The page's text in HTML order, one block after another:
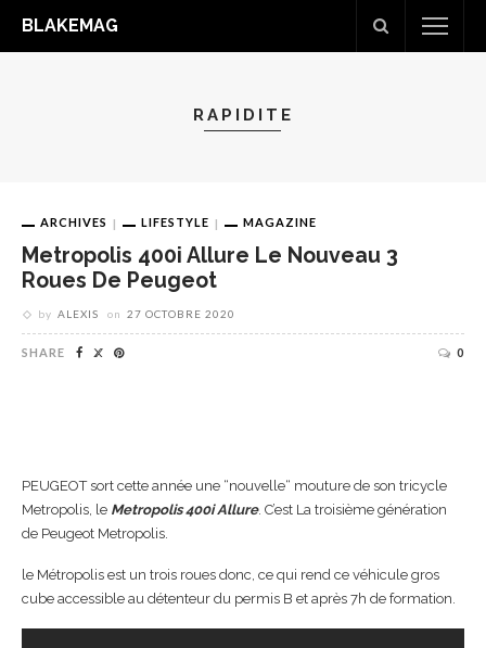
BLAKEMAG
RAPIDITE
ARCHIVES LIFESTYLE MAGAZINE
Metropolis 400i Allure Le Nouveau 3
Roues De Peugeot
by ALEXIS on 27 OCTOBRE 2020
SHARE 0
PEUGEOT sort cette année une “nouvelle“ mouture de son tricycle
Metropolis, le Metropolis 400i Allure. C’est La troisième génération
de Peugeot Metropolis.
le Métropolis est un trois roues donc, ce qui rend ce véhicule gros
cube accessible au détenteur du permis B et après 7h de formation.